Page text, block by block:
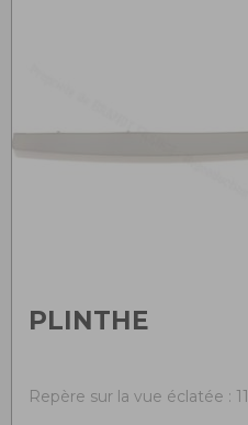
PLINTHE
Repère sur la vue éclatée : 11